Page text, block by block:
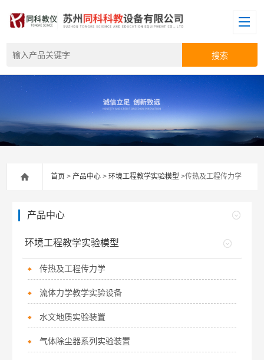
首页 >产品中心 >环境工程教学实验模型 >传热及工程传力学
产品中心
环境工程教学实验模型
传热及工程传力学
流体力学教学实验设备
水文地质实验装置
气体除尘器系列实验装置